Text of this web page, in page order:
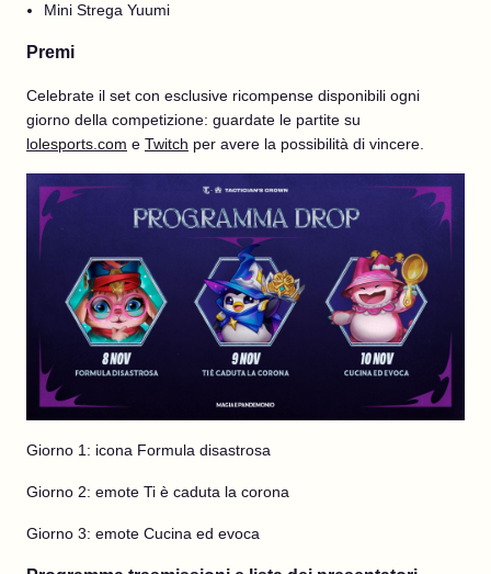
Mini Strega Yuumi
Premi
Celebrate il set con esclusive ricompense disponibili ogni
giorno della competizione: guardate le partite su
lolesports.com e Twitch per avere la possibilità di vincere.
Giorno 1: icona Formula disastrosa
Giorno 2: emote Ti è caduta la corona
Giorno 3: emote Cucina ed evoca